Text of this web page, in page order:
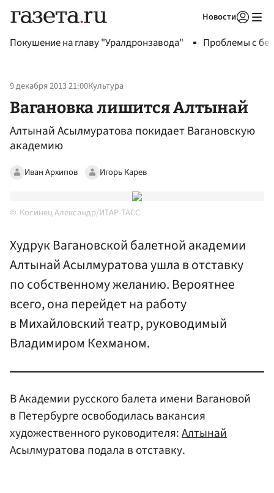
Новости
Покушение на главу "Уралдронзавода" Проблемы с
9 декабря 2013 21:00Культура
Вагановка лишится Алтынай
Алтынай Асылмуратова покидает Вагановскую
академию
Иван Архипов Игорь Карев
Косинец Александр/ИТАР-ТАСС
Худрук Вагановской балетной академии
Алтынай Асылмуратова ушла в отставку
по собственному желанию. Вероятнее
всего, она перейдет на работу
в Михайловский театр, руководимый
Владимиром Кехманом.
В Академии русского балета имени Вагановой
в Петербурге освободилась вакансия
художественного руководителя:Алтынай
Асылмуратова подала в отставку.